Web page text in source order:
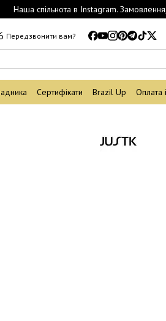
Наша спільнота в Instagram.
Передзвонити вам?
Сертифікати Brazil Up Оплата